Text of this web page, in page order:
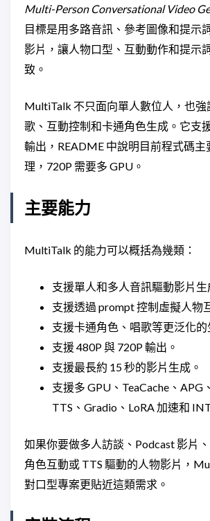
Multi-Person Conversational Video
目標是用多路音訊、參考圖像和提示
影片，讓人物口型、互動動作和提示
致。
MultiTalk 不只面向單人數位人，也強
歌、互動控制和卡通角色生成。它支
輸出，README 中說明目前程式碼主
理，720P 需要多 GPU。
主要能力
MultiTalk 的能力可以概括為幾類：
支援單人和多人音訊驅動影片生
支援透過 prompt 控制虛擬人物
支援卡通角色、唱歌等更泛化的
支援 480P 與 720P 輸出。
支援最長約 15 秒的影片生成。
支援多 GPU、TeaCache、APG
TTS、Gradio、LoRA 加速和
如果你要做多人訪談、Podcast 影片
角色互動或 TTS 驅動的人物影片，
對口型專案更貼近這類需求。